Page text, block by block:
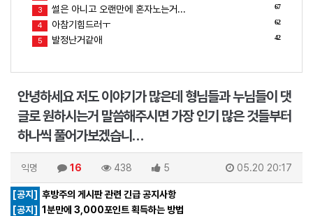
67
3 썰은 아니고 오랜만에 혼자노는거...
62
4 아참기힘드러ㅜ
42
5 발정난거같애
안녕하세요 저도 이야기가 많은데 형님들과 누님들이 댓
글로 원하시는거 말씀해주시면 가장 인기 많은 것들부터
하나씩 풀어가보겠습니…
익명 16 438 5 05.20 20:17
[공지] 후방주의 게시판 관련 긴급 공지사항
[공지] 1분만에 3,000포인트 획득하는 방법